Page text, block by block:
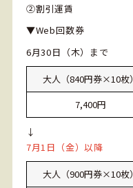
②割引運賃
▼Web回数券
6月30日（木）まで
大人（840円券×10枚）
7,400円
↓
7月1日（金）以降
大人（900円券×10枚）